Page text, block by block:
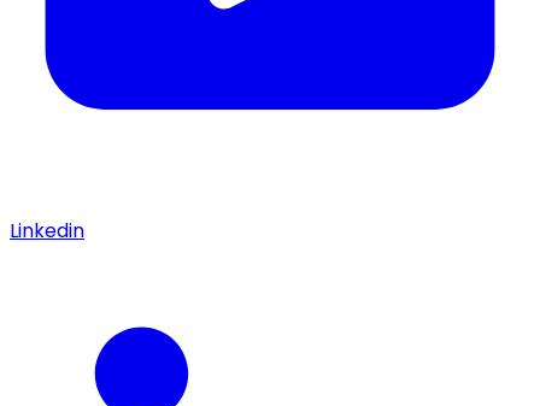
Linkedin